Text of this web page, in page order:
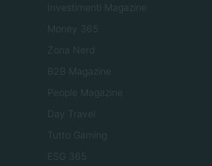
Investimenti Magazine
Money 365
Zona Nerd
B2B Magazine
People Magazine
Day Travel
Tutto Gaming
ESG 365